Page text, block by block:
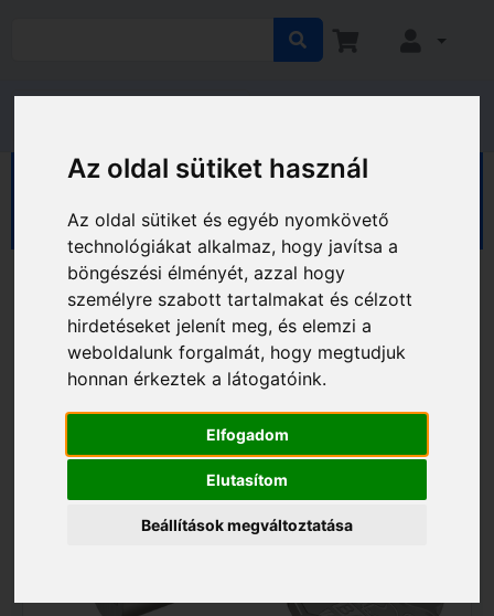
Az oldal sütiket használ
Az oldal sütiket és egyéb nyomkövető
technológiákat alkalmaz, hogy javítsa a
böngészési élményét, azzal hogy
személyre szabott tartalmakat és célzott
hirdetéseket jelenít meg, és elemzi a
weboldalunk forgalmát, hogy megtudjuk
honnan érkeztek a látogatóink.
Elfogadom
Elutasítom
Beállítások megváltoztatása
Zárbetétek